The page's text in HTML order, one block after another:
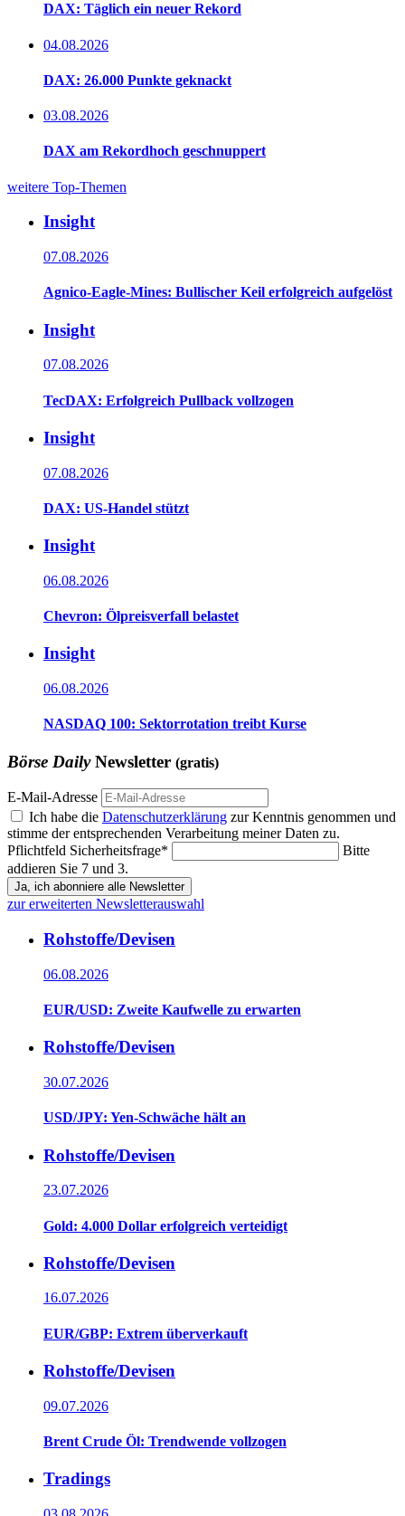
DAX: Täglich ein neuer Rekord
04.08.2026
DAX: 26.000 Punkte geknackt
03.08.2026
DAX am Rekordhoch geschnuppert
weitere Top-Themen
Insight
07.08.2026
Agnico-Eagle-Mines: Bullischer Keil erfolgreich aufgelöst
Insight
07.08.2026
TecDAX: Erfolgreich Pullback vollzogen
Insight
07.08.2026
DAX: US-Handel stützt
Insight
06.08.2026
Chevron: Ölpreisverfall belastet
Insight
06.08.2026
NASDAQ 100: Sektorrotation treibt Kurse
Börse DailyNewsletter (gratis)
E-Mail-Adresse
Ich habe die Datenschutzerklärung zur Kenntnis genommen und
stimme der entsprechenden Verarbeitung meiner Daten zu.
Pflichtfeld Sicherheitsfrage*
Bitte
addieren Sie 7 und 3.
Ja, ich abonniere alle Newsletter
zur erweiterten Newsletterauswahl
Rohstoffe/Devisen
06.08.2026
EUR/USD: Zweite Kaufwelle zu erwarten
Rohstoffe/Devisen
30.07.2026
USD/JPY: Yen-Schwäche hält an
Rohstoffe/Devisen
23.07.2026
Gold: 4.000 Dollar erfolgreich verteidigt
Rohstoffe/Devisen
16.07.2026
EUR/GBP: Extrem überverkauft
Rohstoffe/Devisen
09.07.2026
Brent Crude Öl: Trendwende vollzogen
Tradings